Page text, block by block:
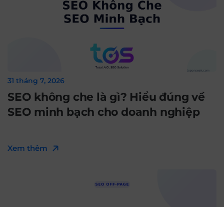
31 tháng 7, 2026
SEO không che là gì? Hiểu đúng về
SEO minh bạch cho doanh nghiệp
Xem thêm